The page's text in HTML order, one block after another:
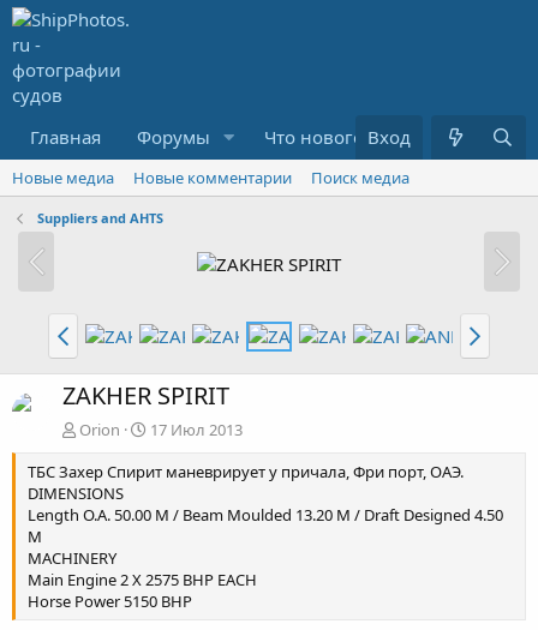
Главная Форумы Что нового? Медиа
Вход
Новые медиа Новые комментарии Поиск медиа
Suppliers and AHTS
ZAKHER SPIRIT
Orion
17 Июл 2013
ТБС Захер Спирит маневрирует у причала, Фри порт, ОАЭ.
DIMENSIONS
Length O.A. 50.00 M / Beam Moulded 13.20 M / Draft Designed 4.50
M
MACHINERY
Main Engine 2 X 2575 BHP EACH
Horse Power 5150 BHP